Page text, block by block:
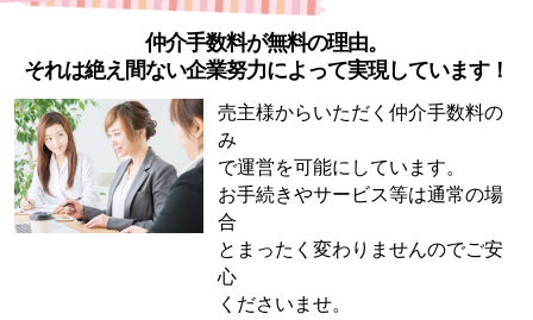
仲介手数料が無料の理由。
それは絶え間ない企業努力によって実現しています！
売主様からいただく仲介手数料の
み
で運営を可能にしています。
お手続きやサービス等は通常の場
合
とまったく変わりませんのでご安
心
くださいませ。